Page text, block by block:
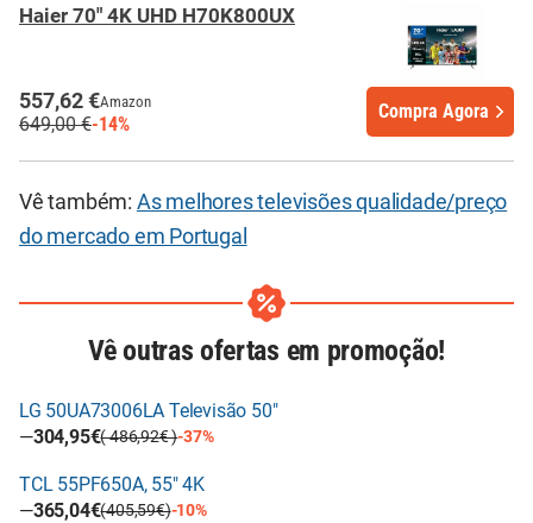
Haier 70" 4K UHD H70K800UX
557,62 €Amazon
649,00 €-14%
Compra Agora
Vê também: As melhores televisões qualidade/preço
do mercado em Portugal
Vê outras ofertas em promoção!
LG 50UA73006LA Televisão 50"
—304,95€( 486,92€ )-37%
TCL 55PF650A, 55" 4K
—365,04€(405,59€)-10%